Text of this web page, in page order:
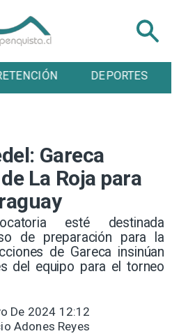
DEPORTES
Gareca
La Roja para
esté destinada
de preparación para la
de Gareca insinúan
del equipo para el torneo
De 2024 12:12
Adones Reyes